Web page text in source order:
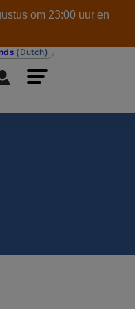
om 23:00 uur en
(Dutch)